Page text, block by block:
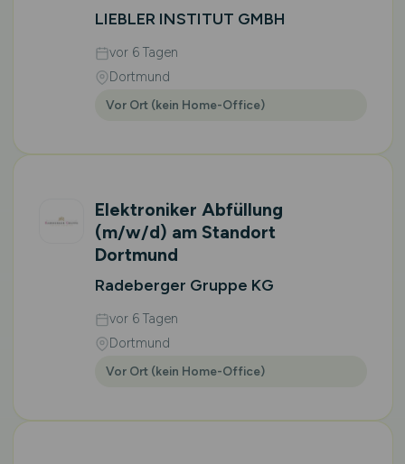
LIEBLER INSTITUT GMBH
vor 6 Tagen
Dortmund
Vor Ort (kein Home-Office)
Elektroniker Abfüllung
(m/w/d) am Standort
Dortmund
Radeberger Gruppe KG
vor 6 Tagen
Dortmund
Vor Ort (kein Home-Office)